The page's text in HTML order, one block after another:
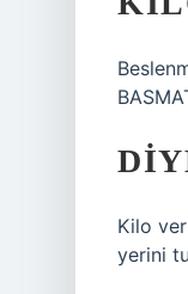
Kilo
yerini